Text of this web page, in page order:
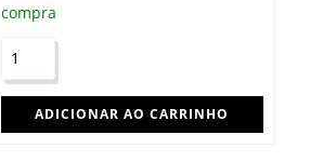
compra
ADICIONAR AO CARRINHO